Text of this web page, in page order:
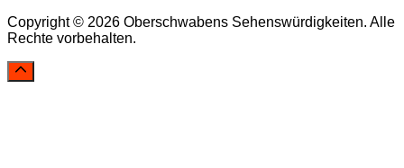
Copyright © 2026 Oberschwabens Sehenswürdigkeiten. Alle
Rechte vorbehalten.